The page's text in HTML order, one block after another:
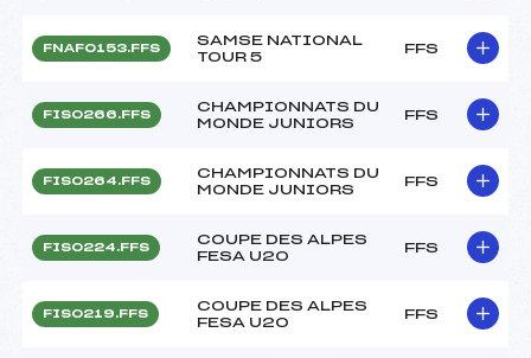
FNAF0153.FFS
SAMSE NATIONAL
TOUR 5
FFS
FIS0266.FFS
CHAMPIONNATS DU
MONDE JUNIORS
FFS
FIS0264.FFS
CHAMPIONNATS DU
MONDE JUNIORS
FFS
FIS0224.FFS
COUPE DES ALPES
FESA U20
FFS
FIS0219.FFS
COUPE DES ALPES
FESA U20
FFS